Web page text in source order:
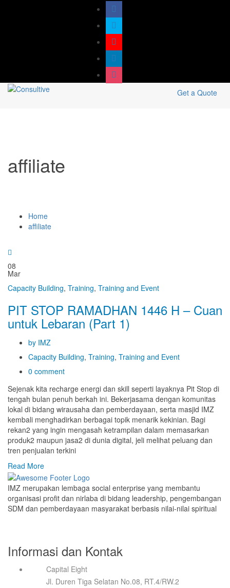
Get a Quote
affiliate
Home
affiliate
08
Mar
Capacity Building, Training, Training and Event
PIT STOP RAMADHAN 1446 H – Cuan
untuk Lebaran (Part 1)
by IMZ
Capacity Building, Training, Training and Event
0 comment
Sejenak kita recharge energi dan skill seperti layaknya Pit Stop di
tengah bulan penuh berkah ini. Bekerjasama dengan komunitas
lokal di bidang wirausaha dan pemberdayaan, serta masjid IMZ
kembali menghadirkan berbagai topik menarik kekinian. Bagi
rekan2 yang ingin mengasah ketrampilan dalam memasarkan
produk2 maupun jasa2 di dunia digital, jeli melihat peluang dan
tren penjualan terkini
Read More
IMZ merupakan lembaga social enterprise yang membantu
organisasi profit dan nirlaba di bidang leadership, pengembangan
SDM dan pemberdayaan masyarakat berbasis nilai-nilai spiritual
Informasi dan Kontak
Capital Eight
Jl. Duren Tiga Selatan No.08, RT.4/RW.2